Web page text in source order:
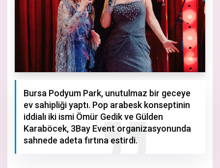
Bursa Podyum Park, unutulmaz bir geceye
ev sahipliği yaptı. Pop arabesk konseptinin
iddialı iki ismi Ömür Gedik ve Gülden
Karaböcek, 3Bay Event organizasyonunda
sahnede adeta fırtına estirdi.